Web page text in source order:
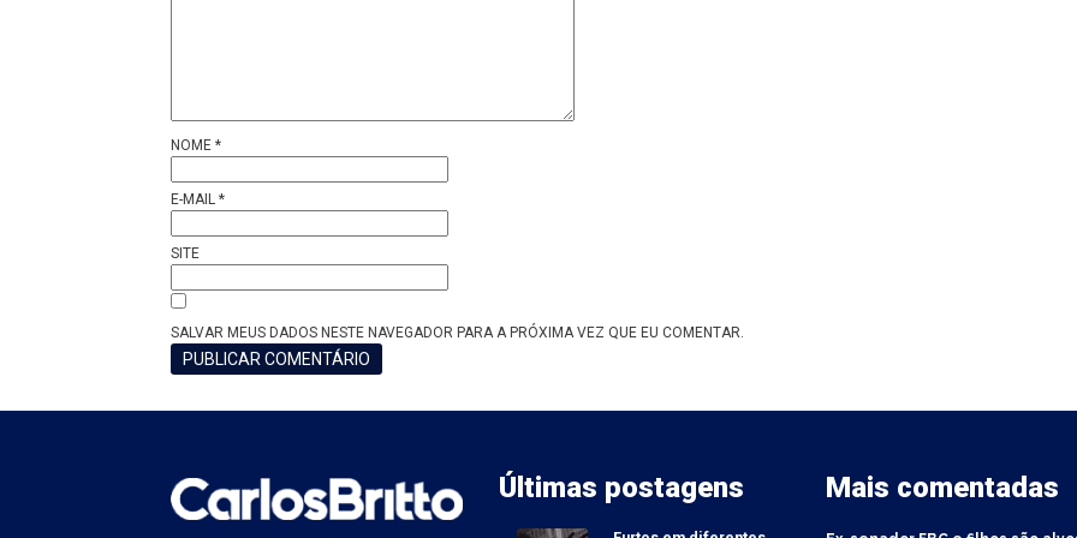
NOME *
E-MAIL *
SITE
SALVAR MEUS DADOS NESTE NAVEGADOR PARA A PRÓXIMA VEZ QUE EU COMENTAR.
Últimas postagens Mais comentadas